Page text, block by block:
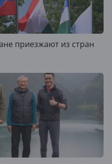
приезжают из стран